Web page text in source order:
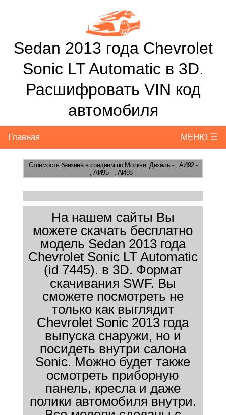
Sedan 2013 года Chevrolet
Sonic LT Automatic в 3D.
Расшифровать VIN код
автомобиля
Главная МЕНЮ ☰
Стоимость бензинав среднем по Москве: Дизель - , АИ92 -
, АИ95 - , АИ98 -
На нашем сайты Вы
можете скачать бесплатно
модель Sedan 2013 года
Chevrolet Sonic LT Automatic
(id 7445). в 3D. Формат
скачивания SWF. Вы
сможете посмотреть не
только как выглядит
Chevrolet Sonic 2013 года
выпуска снаружи, но и
посидеть внутри салона
Sonic. Можно будет также
осмотреть приборную
панель, кресла и даже
полики автомобиля внутри.